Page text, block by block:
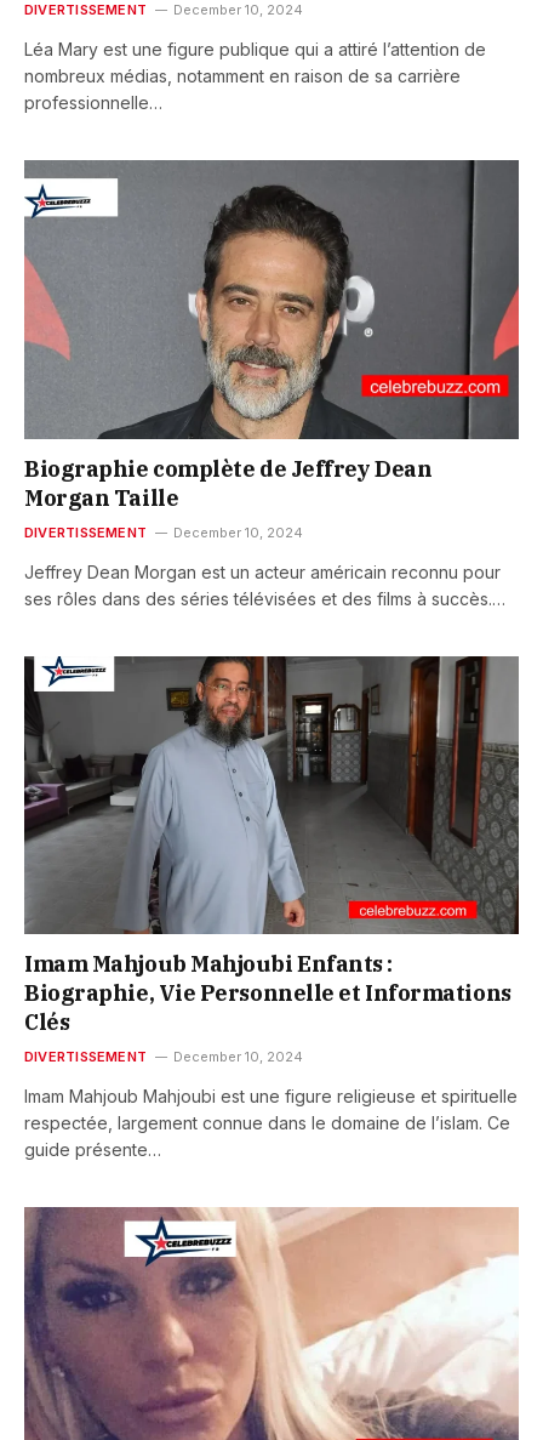
DIVERTISSEMENT December 10, 2024
Léa Mary est une figure publique qui a attiré l’attention de
nombreux médias, notamment en raison de sa carrière
professionnelle…
Biographie complète de Jeffrey Dean
Morgan Taille
DIVERTISSEMENT December 10, 2024
Jeffrey Dean Morgan est un acteur américain reconnu pour
ses rôles dans des séries télévisées et des films à succès.…
Imam Mahjoub Mahjoubi Enfants :
Biographie, Vie Personnelle et Informations
Clés
DIVERTISSEMENT December 10, 2024
Imam Mahjoub Mahjoubi est une figure religieuse et spirituelle
respectée, largement connue dans le domaine de l’islam. Ce
guide présente…